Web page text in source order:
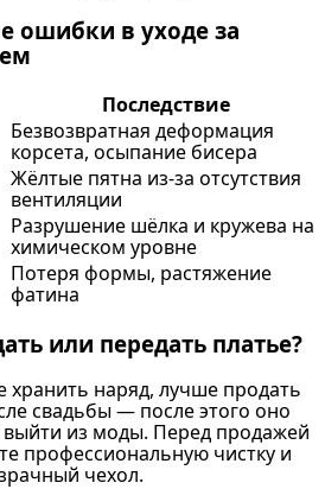
ошибки в уходе за
Последствие
Безвозвратная деформация
корсета, осыпание бисера
Жёлтые пятна из-за отсутствия
вентиляции
Разрушение шёлка и кружева на
химическом уровне
Потеря формы, растяжение
фатина
или передать платье?
хранить наряд, лучше продать
свадьбы — после этого оно
из моды. Перед продажей
профессиональную чистку и
чехол.